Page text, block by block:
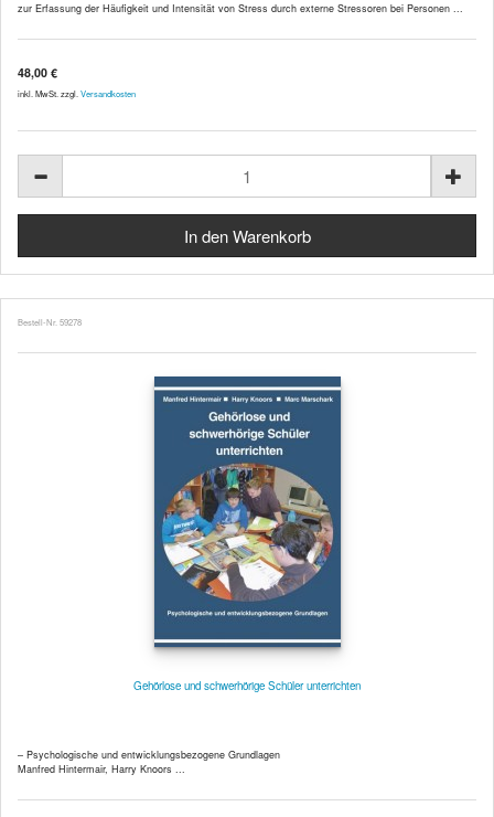
zur Erfassung der Häufigkeit und Intensität von Stress durch externe Stressoren bei Personen ...
48,00 €
inkl. MwSt. zzgl. Versandkosten
Bestell-Nr. 59278
Gehörlose und schwerhörige Schüler unterrichten
– Psychologische und entwicklungsbezogene Grundlagen
Manfred Hintermair, Harry Knoors ...